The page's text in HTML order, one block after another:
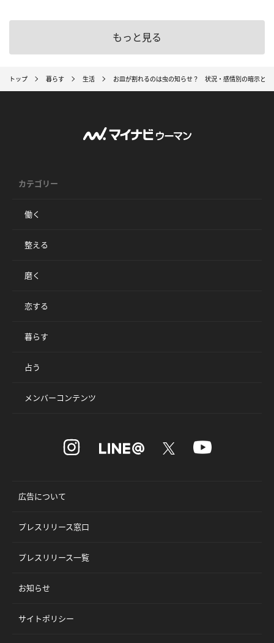
もっと見る
トップ 暮らす 生活 お皿が割れるのは虫の知らせ？ 状況・感情別の暗示と嫌
カテゴリー
働く
整える
磨く
恋する
暮らす
占う
メンバーコンテンツ
広告について
プレスリリース窓口
プレスリリース一覧
お知らせ
サイトポリシー